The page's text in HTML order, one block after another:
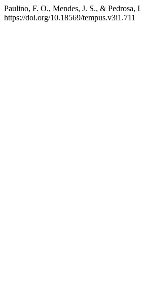
Paulino, F. O., Mendes, J. S., & Pedrosa,
https://doi.org/10.18569/tempus.v3i1.711